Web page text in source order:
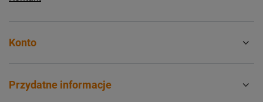
Konto
Przydatne informacje